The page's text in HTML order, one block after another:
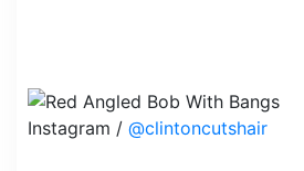
Instagram / @clintoncutshair